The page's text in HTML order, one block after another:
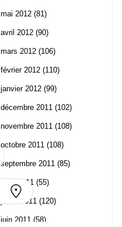
mai 2012 (81)
avril 2012 (90)
mars 2012 (106)
février 2012 (110)
janvier 2012 (99)
décembre 2011 (102)
novembre 2011 (108)
octobre 2011 (108)
septembre 2011 (85)
août 2011 (55)
juillet 2011 (120)
juin 2011 (58)